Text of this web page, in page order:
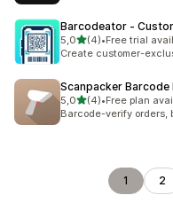
Barcodeator ‑
5,0z 5 hvězd
(4)
Celkový počet recenzí:
•Free trial
Create customer-
Scanpacker Barcode
5,0z 5 hvězd
(4)
Celkový počet recenzí:
•Free plan
Barcode-verify orders,
1 2